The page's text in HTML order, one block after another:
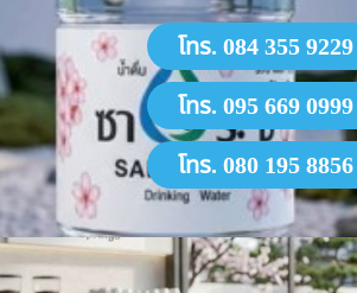
โทร. 084 355 9229
โทร. 095 669 0999
โทร. 080 195 8856